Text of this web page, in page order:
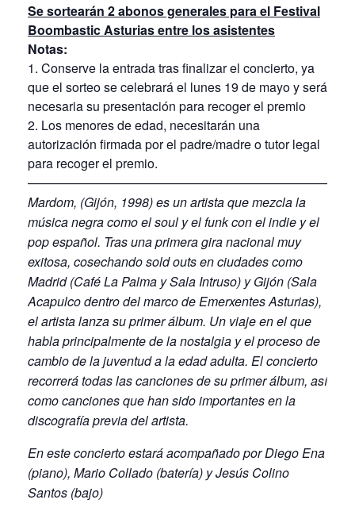
Se sortearán 2 abonos generales para el Festival
Boombastic Asturiasentre los asistentes
Notas:
1. Conserve la entrada tras finalizar el concierto, ya
que el sorteo se celebrará el lunes 19 de mayo y será
necesaria su presentación para recoger el premio
2. Los menores de edad, necesitarán una
autorización firmada por el padre/madre o tutor legal
para recoger el premio.
Mardom, (Gijón, 1998) es un artista que mezcla la
música negra como el soul y el funk con el indie y el
pop español. Tras una primera gira nacional muy
exitosa, cosechando sold outs en ciudades como
Madrid (Café La Palma y Sala Intruso) y Gijón (Sala
Acapulco dentro del marco de Emerxentes Asturias),
el artista lanza su primer álbum. Un viaje en el que
habla principalmente de la nostalgia y el proceso de
cambio de la juventud a la edad adulta. El concierto
recorrerá todas las canciones de su primer álbum, así
como canciones que han sido importantes en la
discografía previa del artista.
En este concierto estará acompañado por Diego Ena
(piano), Mario Collado (batería) y Jesús Colino
Santos (bajo)